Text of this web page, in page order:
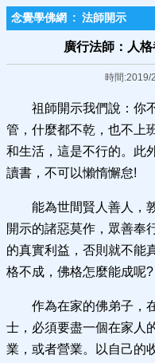
念覺學佛網 : 法師開示
廣行法師：人
時間:2019/
祖師開示我們說：你
管，什麼都不乾，也不上
和生活，這是不行的。此
讀書，不可以懶惰懈怠!
能為世間賢人善人，
開示的諸惡莫作，眾善奉
的真實利益，否則就不能
格不成，佛格怎麼能成呢?
作為在家的佛弟子，
士，必須要盡一個在家人
業，或者營業。以自己的